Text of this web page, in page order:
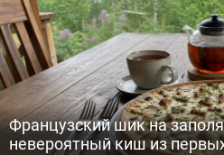
Французский шик на
невероятный киш из